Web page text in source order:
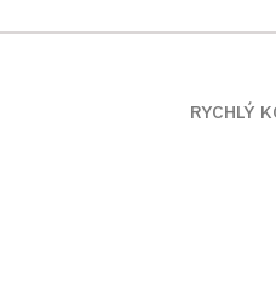
RYCHLÝ